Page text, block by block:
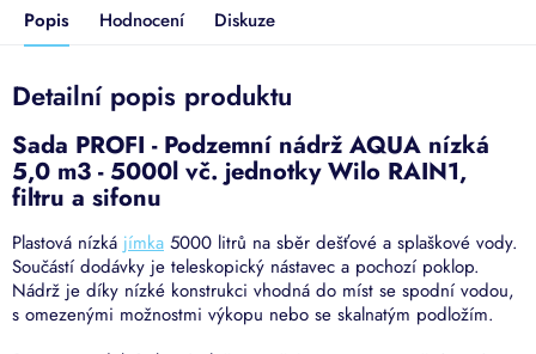
Popis Hodnocení Diskuze
Detailní popis produktu
Sada PROFI - Podzemní nádrž AQUA nízká
5,0 m3 - 5000l vč. jednotky Wilo RAIN1,
filtru a sifonu
Plastová nízká jímka 5000 litrů na sběr dešťové a splaškové vody.
Součástí dodávky je teleskopický nástavec a pochozí poklop.
Nádrž je díky nízké konstrukci vhodná do míst se spodní vodou,
s omezenými možnostmi výkopu nebo se skalnatým podložím.